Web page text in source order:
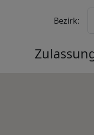
Bezirk: